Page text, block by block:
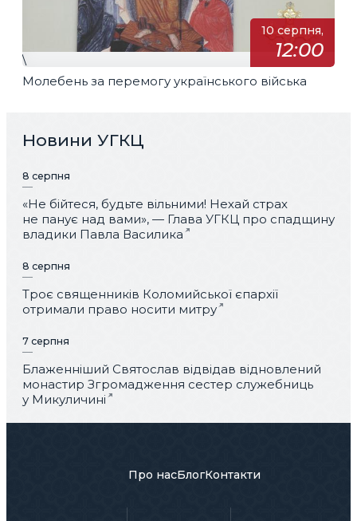
10 серпня,
12:00
\
Молебень за перемогу українського війська
Новини УГКЦ
8 серпня
«Не бійтеся, будьте вільними! Нехай страх
не панує над вами», — Глава УГКЦ про спадщину
владики Павла Василика
8 серпня
Троє священників Коломийської єпархії
отримали право носити митру
7 серпня
Блаженніший Святослав відвідав відновлений
монастир Згромадження сестер служебниць
у Микуличині
Про насБлогКонтакти